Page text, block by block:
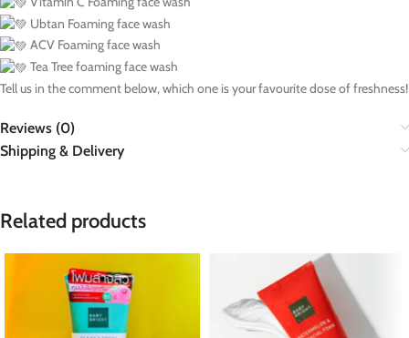
Ubtan Foaming face wash
ACV Foaming face wash
Tea Tree foaming face wash
Tell us in the comment below, which one is your favourite dose of freshness!
Reviews (0)
Shipping & Delivery
Related products